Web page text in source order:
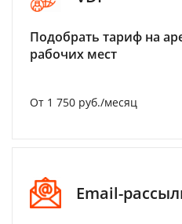
Подобрать тариф на
рабочих мест
От 1 750 руб./месяц
Email-